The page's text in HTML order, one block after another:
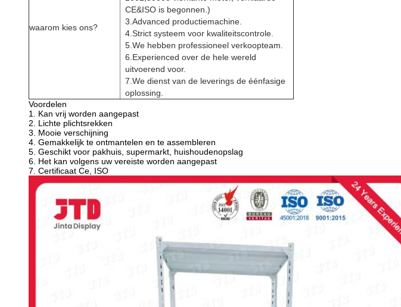
waarom kies ons?
CE&ISO is begonnen.)
3.Advanced productiemachine.
4.Strict systeem voor kwaliteitscontrole.
5.We hebben professioneel verkoopteam.
6.Experienced over de hele wereld
uitvoerend voor.
7.We dienst van de leverings de éénfasige
oplossing.
Voordelen
1. Kan vrij worden aangepast
2. Lichte plichtsrekken
3. Mooie verschijning
4. Gemakkelijk te ontmantelen en te assembleren
5. Geschikt voor pakhuis, supermarkt, huishoudenopslag
6. Het kan volgens uw vereiste worden aangepast
7. Certificaat Ce, ISO